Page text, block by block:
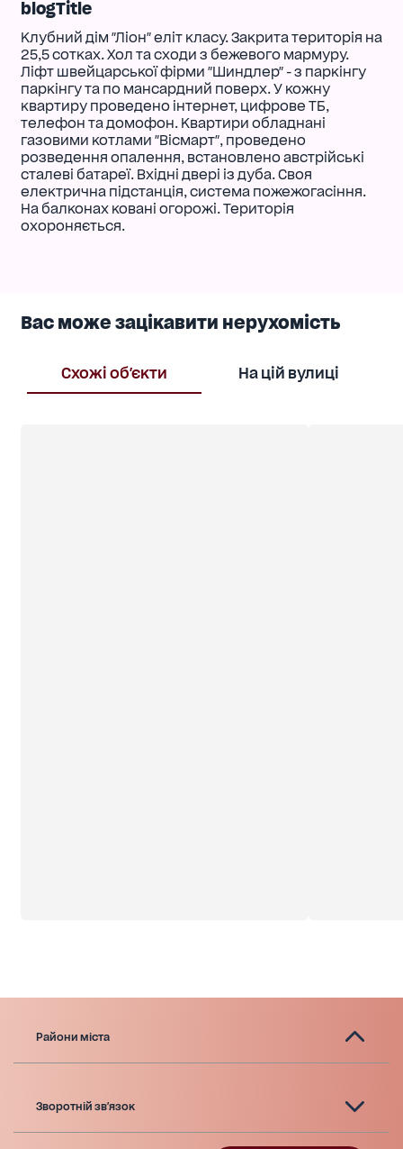
blogTitle
Клубний дім "Ліон" еліт класу. Закрита територія на
25,5 сотках. Хол та сходи з бежевого мармуру.
Ліфт швейцарської фірми "Шиндлер" - з паркінгу
паркінгу та по мансардний поверх. У кожну
квартиру проведено інтернет, цифрове ТБ,
телефон та домофон. Квартири обладнані
газовими котлами "Вісмарт", проведено
розведення опалення, встановлено австрійські
сталеві батареї. Вхідні двері із дуба. Своя
електрична підстанція, система пожежогасіння.
На балконах ковані огорожі. Територія
охороняється.
Вас може зацікавити нерухомість
Схожі об'єкти На цій вулиці
Райони міста
Зворотній зв'язок